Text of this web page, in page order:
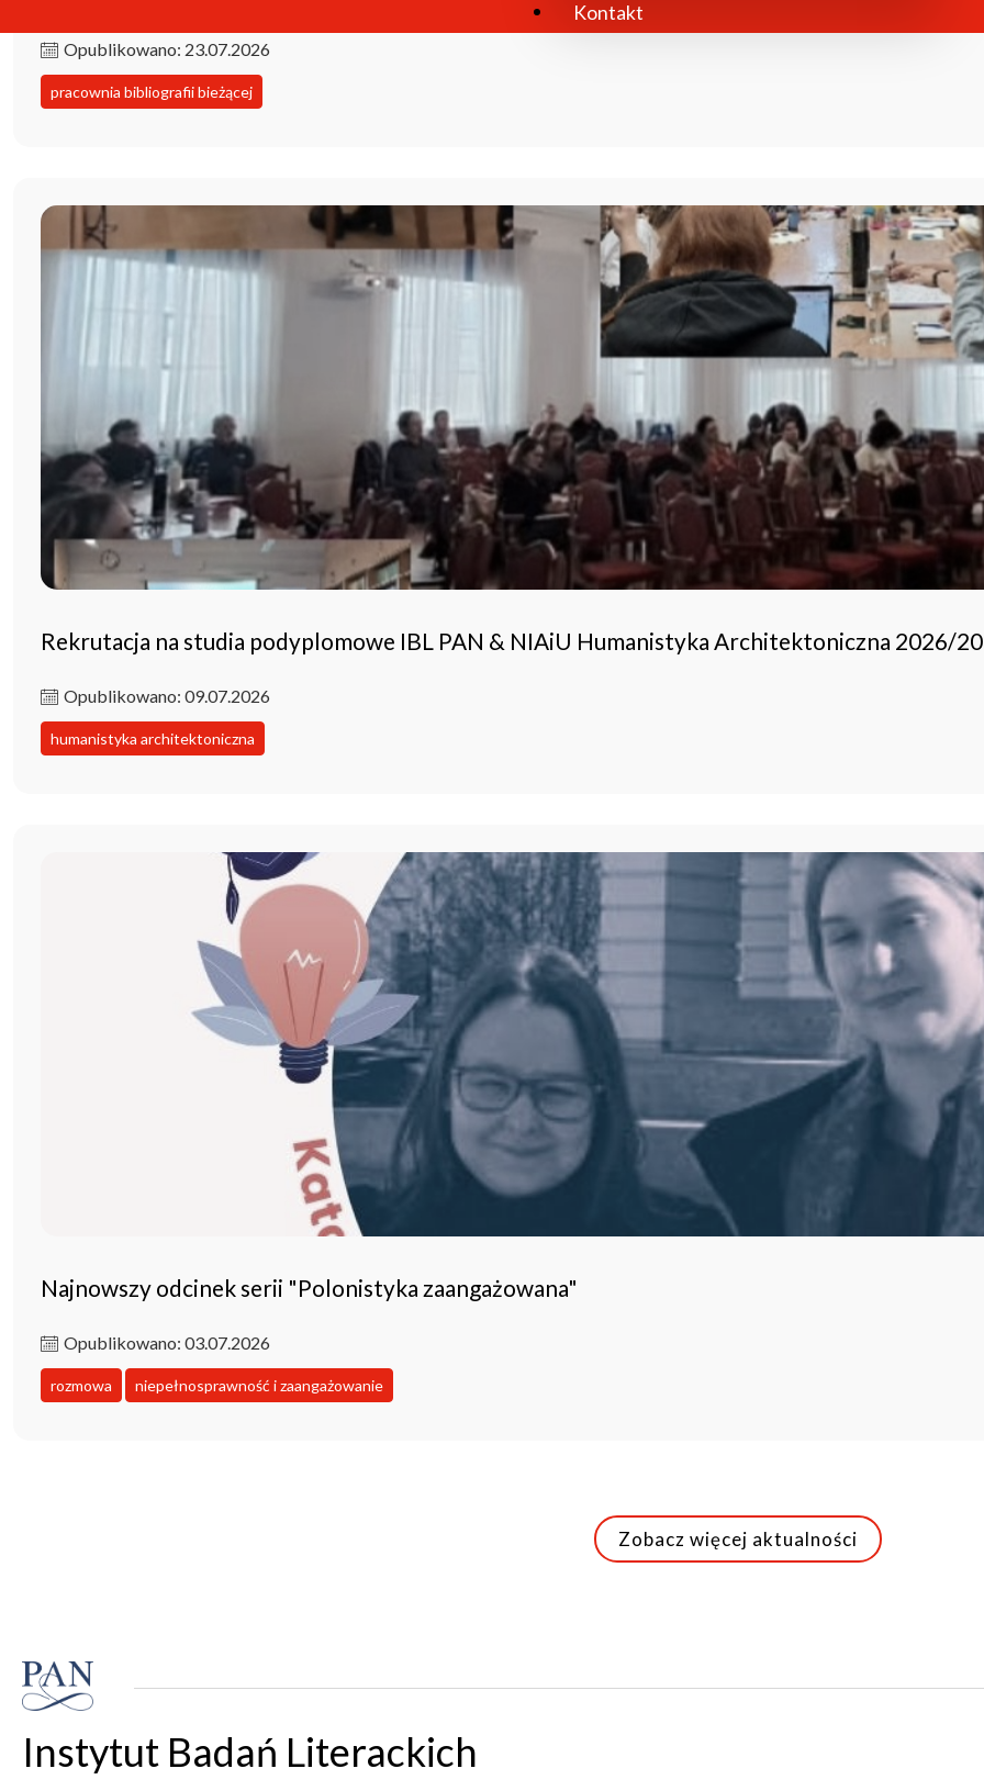
Kontakt
Opublikowano: 23.07.2026
pracownia bibliografii bieżącej
Rekrutacja na studia podyplomowe IBL PAN & NIAiU Humanistyka Architektoniczna 2026/
Opublikowano: 09.07.2026
humanistyka architektoniczna
Najnowszy odcinek serii "Polonistyka zaangażowana"
Opublikowano: 03.07.2026
rozmowa niepełnosprawność i zaangażowanie
Zobacz więcej aktualności
Instytut Badań Literackich